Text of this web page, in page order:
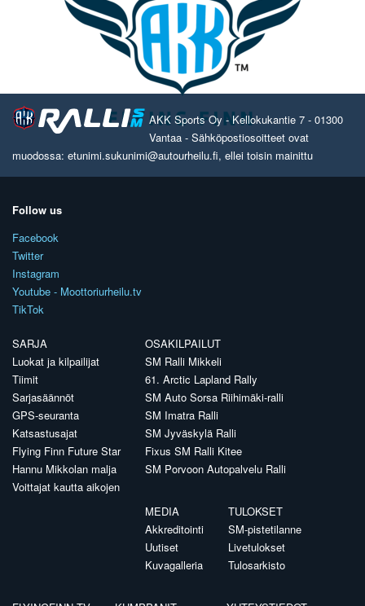
AKK Sports Oy - Kellokukantie 7 - 01300
Vantaa - Sähköpostiosoitteet ovat
muodossa: etunimi.sukunimi@autourheilu.fi, ellei toisin mainittu
Follow us
Facebook
Twitter
Instagram
Youtube - Moottoriurheilu.tv
TikTok
SARJA
Luokat ja kilpailijat
Tiimit
Sarjasäännöt
GPS-seuranta
Katsastusajat
Flying Finn Future Star
Hannu Mikkolan malja
Voittajat kautta aikojen
OSAKILPAILUT
SM Ralli Mikkeli
61. Arctic Lapland Rally
SM Auto Sorsa Riihimäki-ralli
SM Imatra Ralli
SM Jyväskylä Ralli
Fixus SM Ralli Kitee
SM Porvoon Autopalvelu Ralli
MEDIA
Akkreditointi
Uutiset
Kuvagalleria
TULOKSET
SM-pistetilanne
Livetulokset
Tulosarkisto